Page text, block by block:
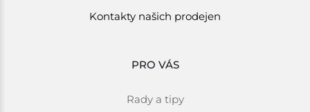
Kontakty našich prodejen
PRO VÁS
Rady a tipy